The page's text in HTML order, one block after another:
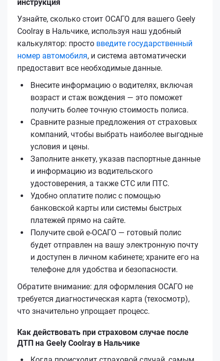
инструкция
Узнайте, сколько стоит ОСАГО для вашего Geely
Coolray в Нальчике, используя наш удобный
калькулятор: просто введите государственный
номер автомобиля, и система автоматически
предоставит все необходимые данные.
Внесите информацию о водителях, включая
возраст и стаж вождения — это поможет
получить более точную стоимость полиса.
Сравните разные предложения от страховых
компаний, чтобы выбрать наиболее выгодные
условия и цены.
Заполните анкету, указав паспортные данные
и информацию из водительского
удостоверения, а также СТС или ПТС.
Удобно оплатите полис с помощью
банковской карты или системы быстрых
платежей прямо на сайте.
Получите свой е‑ОСАГО — готовый полис
будет отправлен на вашу электронную почту
и доступен в личном кабинете; храните его на
телефоне для удобства и безопасности.
Обратите внимание: для оформления ОСАГО не
требуется диагностическая карта (техосмотр),
что значительно упрощает процесс.
Как действовать при страховом случае после
ДТП на Geely Coolray в Нальчике